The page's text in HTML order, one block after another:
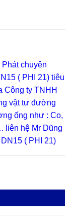
chuyên
( PHI 21) tiêu
Công ty TNHH
vật tư đường
ống như : Co,
liên hệ Mr Dũng
( PHI 21)